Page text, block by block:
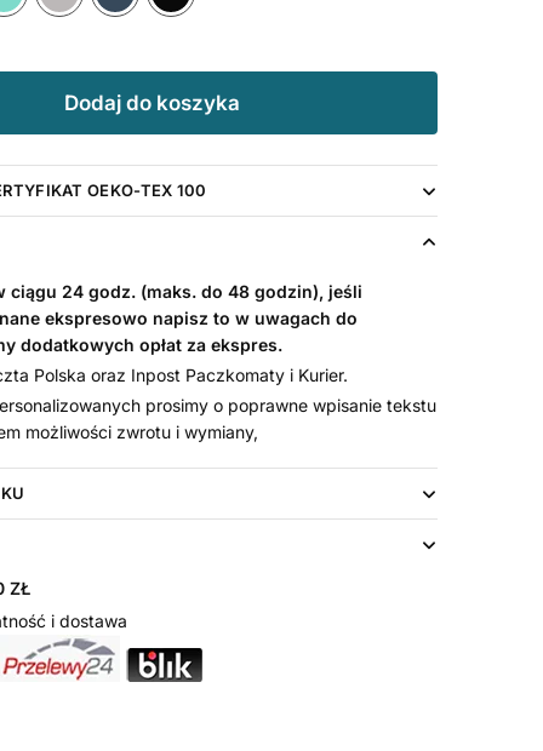
Dodaj do koszyka
OEKO-TEX 100
ciągu 24 godz. (maks. do 48 godzin), jeśli
ekspresowo napisz to w uwagach do
dodatkowych opłat za ekspres.
Polska oraz Inpost Paczkomaty i Kurier.
prosimy o poprawne wpisanie tekstu
możliwości zwrotu i wymiany,
ZŁ
i dostawa